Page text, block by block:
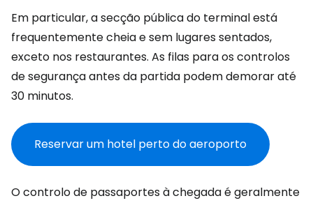
Em particular, a secção pública do terminal está
frequentemente cheia e sem lugares sentados,
exceto nos restaurantes. As filas para os controlos
de segurança antes da partida podem demorar até
30 minutos.
Reservar um hotel perto do aeroporto
O controlo de passaportes à chegada é geralmente